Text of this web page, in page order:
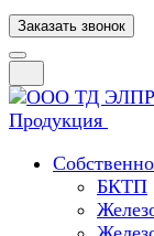
Заказать звонок
Продукция
БКТП